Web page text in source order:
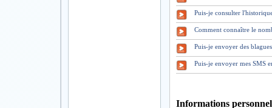
Puis-je consulter
Comment connaître le
Puis-je envoyer des
Puis-je envoyer mes SMS
Informations